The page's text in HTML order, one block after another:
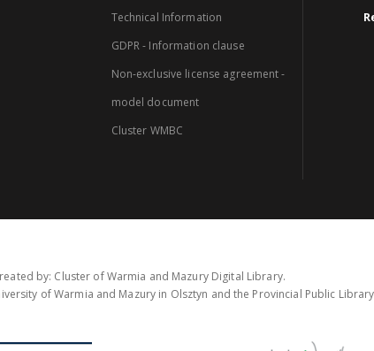
Technical Information
GDPR - Information clause
Non-exclusive license agreement -
model document
Cluster WMBC
by: Cluster of Warmia and Mazury Digital Library.
of Warmia and Mazury in Olsztyn and the Provincial Public